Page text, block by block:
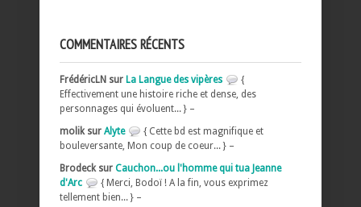
COMMENTAIRES RÉCENTS
FrédéricLN sur La Langue des vipères
{
Effectivement une histoire riche et dense, des
personnages qui évoluent... } –
molik sur Alyte
{ Cette bd est magnifique et
bouleversante, Mon coup de coeur... } –
Brodeck sur Cauchon...ou l'homme qui tua Jeanne
d'Arc
{ Merci, Bodoï ! A la fin, vous exprimez
tellement bien... } –